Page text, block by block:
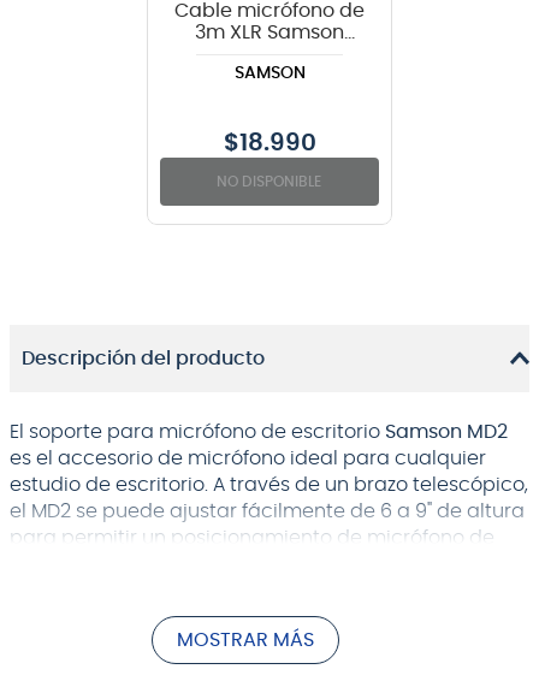
Cable micrófono de
3m XLR Samson
SAMSON
$18.990
NO DISPONIBLE
Descripción del producto
El soporte para micrófono de escritorio Samson MD2
es el accesorio de micrófono ideal para cualquier
estudio de escritorio. A través de un brazo telescópico,
el MD2 se puede ajustar fácilmente de 6 a 9" de altura
para permitir un posicionamiento de micrófono de
MD2 ofrece base de metal (4" de ancho) para
garantizar la estabilidad de cualquier micrófono con
un clip de micrófono estándar (rosca de 5/8"-27).
MOSTRAR MÁS